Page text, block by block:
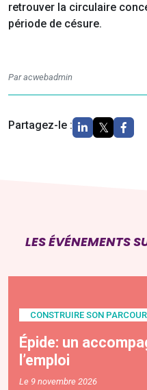
retrouver la circulaire
période de césure.
Par acwebadmin
Partagez-le :
LES ÉVÉNEMENTS
CONSTRUIRE SON
Épide: un
l’emploi
Le 9 novembre 2026